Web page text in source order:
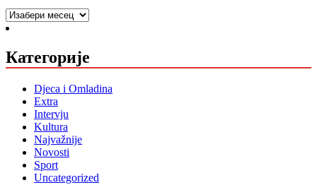
Arhiva
Категорије
Djeca i Omladina
Extra
Intervju
Kultura
Najvažnije
Novosti
Sport
Uncategorized